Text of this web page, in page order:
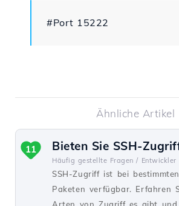
#Port 15222
Ähnliche Artikel
Bieten Sie SSH-
Häufig gestellte Fragen / Entwickler
SSH-Zugriff ist bei
Paketen verfügbar. Erfahren
11